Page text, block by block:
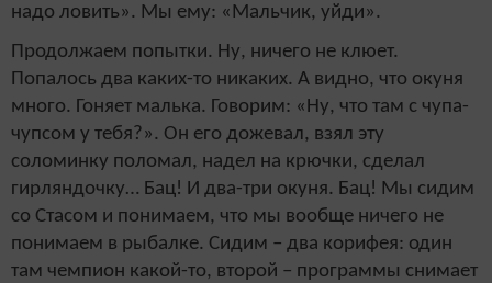
надо ловить». Мы ему: «Мальчик, уйди».
Продолжаем попытки. Ну, ничего не клюет.
Попалось два каких-то никаких. А видно, что окуня
много. Гоняет малька. Говорим: «Ну, что там с чупа-
чупсом у тебя?». Он его дожевал, взял эту
соломинку поломал, надел на крючки, сделал
гирляндочку… Бац! И два-три окуня. Бац! Мы сидим
со Стасом и понимаем, что мы вообще ничего не
понимаем в рыбалке. Сидим – два корифея: один
там чемпион какой-то, второй – программы снимает